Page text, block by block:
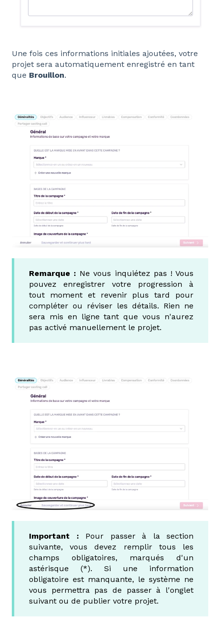
Une fois ces informations initiales ajoutées, votre
projet sera automatiquement enregistré en tant
que Brouillon.
Remarque : Ne vous inquiétez pas ! Vous
pouvez enregistrer votre progression à
tout moment et revenir plus tard pour
compléter ou réviser les détails. Rien ne
sera mis en ligne tant que vous n'aurez
pas activé manuellement le projet.
Important : Pour passer à la section
suivante, vous devez remplir tous les
champs obligatoires, marqués d'un
astérisque (*). Si une information
obligatoire est manquante, le système ne
vous permettra pas de passer à l'onglet
suivant ou de publier votre projet.